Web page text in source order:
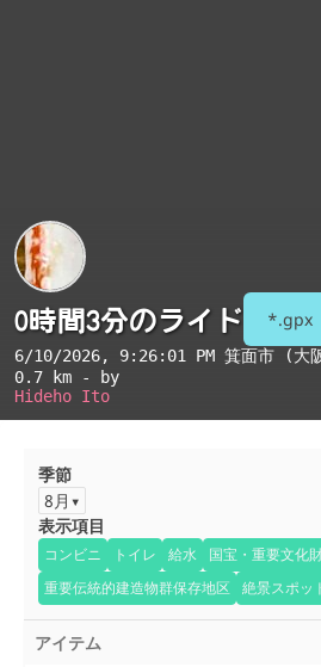
0時間3分のライド *.gpx
6/10/2026, 9:26:01 PM 箕面市 (大
0.7 km - by
Hideho Ito
季節
8月
表示項目
コンビニ トイレ 給水
国宝・重要文化
重要伝統的建造物群保存地区
絶景スポッ
アイテム